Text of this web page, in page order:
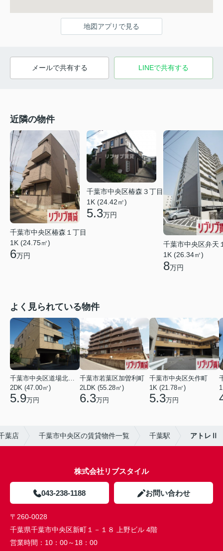
地図アプリで見る
メールで共有する LINEで共有する
近隣の物件
千葉市中央区椿森１丁目
1K (24.75㎡)
6万円
千葉市中央区椿森３丁目
1K (24.42㎡)
5.3万円
千葉市中央区弁天
1K (26.34㎡)
8万円
よく見られている物件
千葉市中央区道場北２丁目
2DK (47.00㎡)
5.9万円
千葉市若葉区加曽利町
2LDK (55.28㎡)
6.3万円
千葉市中央区矢作町
1K (21.78㎡)
5.3万円
葉店 千葉市中央区の賃貸物件一覧 千葉駅 アトレⅡ
株式会社リブスタイル
043-238-1188 お問い合わせ
〒260-0028
千葉県千葉市中央区新町１－１８ 上野ビル 4階
営業時間： 10：00～18：00